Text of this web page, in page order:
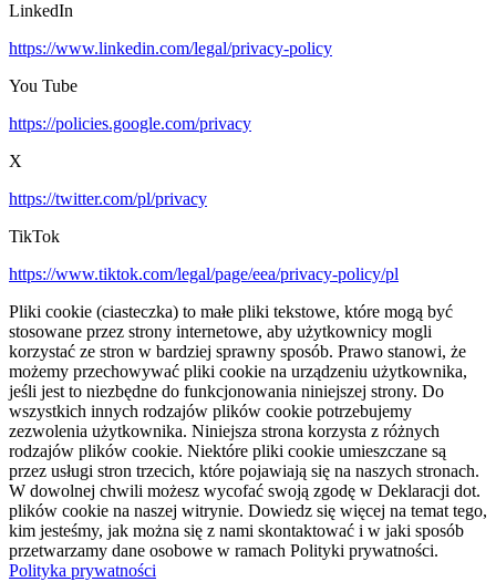
LinkedIn
https://www.linkedin.com/legal/privacy-policy
You Tube
https://policies.google.com/privacy
X
https://twitter.com/pl/privacy
TikTok
https://www.tiktok.com/legal/page/eea/privacy-policy/pl
Pliki cookie (ciasteczka) to małe pliki tekstowe, które mogą być
stosowane przez strony internetowe, aby użytkownicy mogli
korzystać ze stron w bardziej sprawny sposób. Prawo stanowi, że
możemy przechowywać pliki cookie na urządzeniu użytkownika,
jeśli jest to niezbędne do funkcjonowania niniejszej strony. Do
wszystkich innych rodzajów plików cookie potrzebujemy
zezwolenia użytkownika. Niniejsza strona korzysta z różnych
rodzajów plików cookie. Niektóre pliki cookie umieszczane są
przez usługi stron trzecich, które pojawiają się na naszych stronach.
W dowolnej chwili możesz wycofać swoją zgodę w Deklaracji dot.
plików cookie na naszej witrynie. Dowiedz się więcej na temat tego,
kim jesteśmy, jak można się z nami skontaktować i w jaki sposób
przetwarzamy dane osobowe w ramach Polityki prywatności.
Polityka prywatności